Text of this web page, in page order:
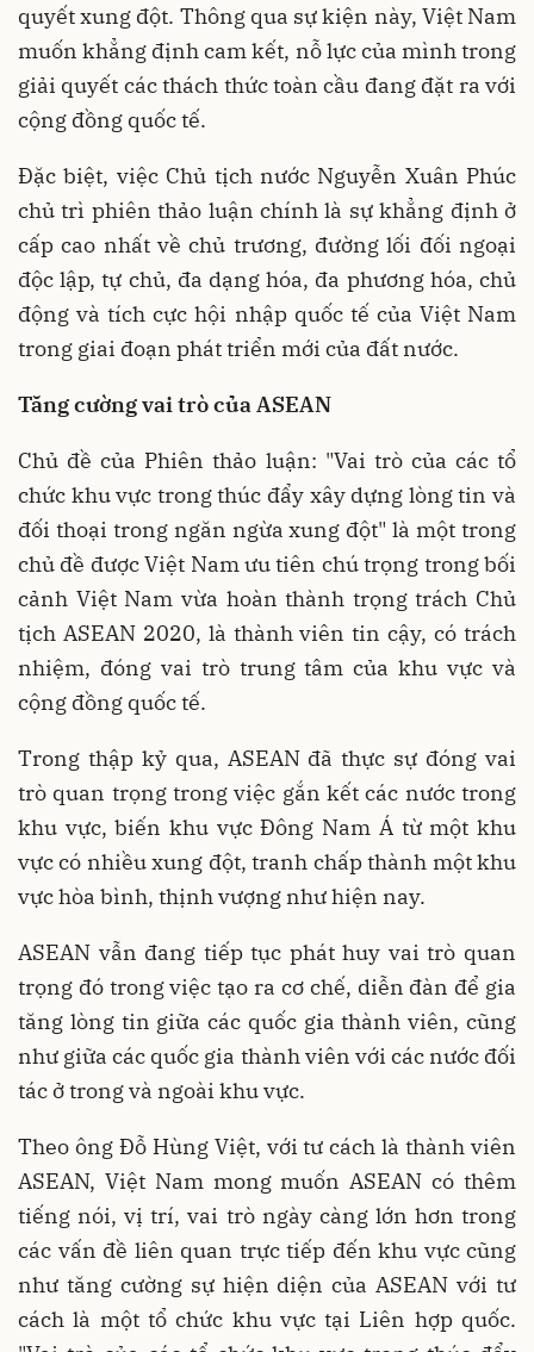
quyết xung đột. Thông qua sự kiện này, Việt Nam
muốn khẳng định cam kết, nỗ lực của mình trong
giải quyết các thách thức toàn cầu đang đặt ra với
cộng đồng quốc tế.
Đặc biệt, việc Chủ tịch nước Nguyễn Xuân Phúc
chủ trì phiên thảo luận chính là sự khẳng định ở
cấp cao nhất về chủ trương, đường lối đối ngoại
độc lập, tự chủ, đa dạng hóa, đa phương hóa, chủ
động và tích cực hội nhập quốc tế của Việt Nam
trong giai đoạn phát triển mới của đất nước.
Tăng cường vai trò của ASEAN
Chủ đề của Phiên thảo luận: "Vai trò của các tổ
chức khu vực trong thúc đẩy xây dựng lòng tin và
đối thoại trong ngăn ngừa xung đột" là một trong
chủ đề được Việt Nam ưu tiên chú trọng trong bối
cảnh Việt Nam vừa hoàn thành trọng trách Chủ
tịch ASEAN 2020, là thành viên tin cậy, có trách
nhiệm, đóng vai trò trung tâm của khu vực và
cộng đồng quốc tế.
Trong thập kỷ qua, ASEAN đã thực sự đóng vai
trò quan trọng trong việc gắn kết các nước trong
khu vực, biến khu vực Đông Nam Á từ một khu
vực có nhiều xung đột, tranh chấp thành một khu
vực hòa bình, thịnh vượng như hiện nay.
ASEAN vẫn đang tiếp tục phát huy vai trò quan
trọng đó trong việc tạo ra cơ chế, diễn đàn để gia
tăng lòng tin giữa các quốc gia thành viên, cũng
như giữa các quốc gia thành viên với các nước đối
tác ở trong và ngoài khu vực.
Theo ông Đỗ Hùng Việt, với tư cách là thành viên
ASEAN, Việt Nam mong muốn ASEAN có thêm
tiếng nói, vị trí, vai trò ngày càng lớn hơn trong
các vấn đề liên quan trực tiếp đến khu vực cũng
như tăng cường sự hiện diện của ASEAN với tư
cách là một tổ chức khu vực tại Liên hợp quốc.